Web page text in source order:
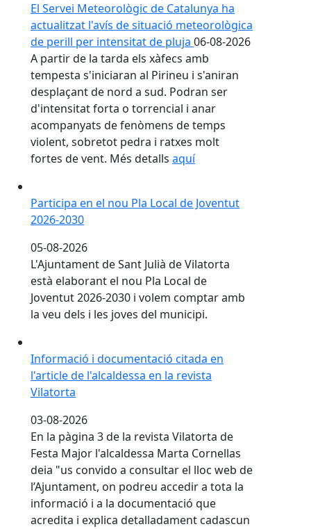
El Servei Meteorològic de Catalunya ha
actualitzat l'avís de situació meteorològica
de perill per intensitat de pluja 06-08-2026
A partir de la tarda els xàfecs amb
tempesta s'iniciaran al Pirineu i s'aniran
desplaçant de nord a sud. Podran ser
d'intensitat forta o torrencial i anar
acompanyats de fenòmens de temps
violent, sobretot pedra i ratxes molt
fortes de vent. Més detalls aquí
Participa en el nou Pla Local de Joventut
2026-2030
05-08-2026
L'Ajuntament de Sant Julià de Vilatorta
està elaborant el nou Pla Local de
Joventut 2026-2030 i volem comptar amb
la veu dels i les joves del municipi.
Informació i documentació citada en
l'article de l'alcaldessa en la revista
Vilatorta
03-08-2026
En la pàgina 3 de la revista Vilatorta de
Festa Major l'alcaldessa Marta Cornellas
deia "us convido a consultar el lloc web de
l’Ajuntament, on podreu accedir a tota la
informació i a la documentació que
acredita i explica detalladament cadascun